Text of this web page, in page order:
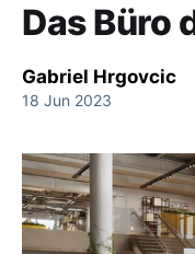
Das Büro
Gabriel Hrgovcic
18 Jun 2023